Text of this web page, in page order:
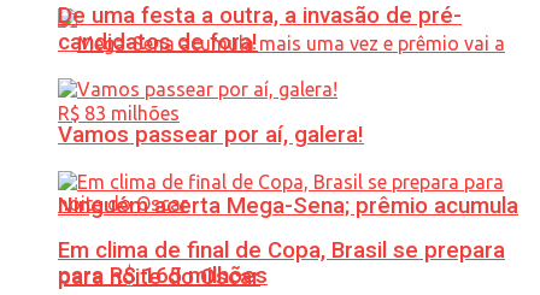
Ninguém acerta Mega-Sena; prêmio acumula
para R$ 165 milhões
De uma festa a outra, a invasão de pré-
candidatos de fora!
Vamos passear por aí, galera!
Em clima de final de Copa, Brasil se prepara
para noite do Oscar